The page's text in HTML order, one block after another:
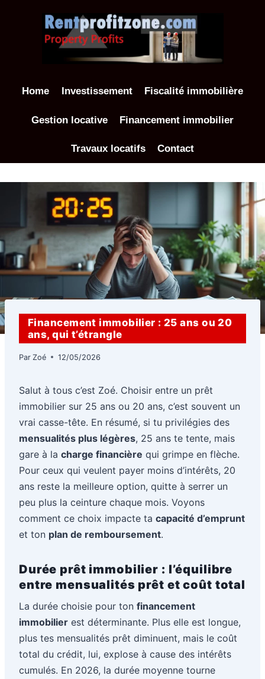
Home Investissement Fiscalité immobilière
Gestion locative Financement immobilier
Travaux locatifs Contact
Financement immobilier : 25 ans ou 20
ans, qui t’étrangle
Par Zoé 12/05/2026
Salut à tous c’est Zoé. Choisir entre un prêt
immobilier sur 25 ans ou 20 ans, c’est souvent un
vrai casse-tête. En résumé, si tu privilégies des
mensualités plus légères, 25 ans te tente, mais
gare à la charge financière qui grimpe en flèche.
Pour ceux qui veulent payer moins d’intérêts, 20
ans reste la meilleure option, quitte à serrer un
peu plus la ceinture chaque mois. Voyons
comment ce choix impacte ta capacité d’emprunt
et ton plan de remboursement.
Durée prêt immobilier : l’équilibre
entre mensualités prêt et coût total
La durée choisie pour ton financement
immobilier est déterminante. Plus elle est longue,
plus tes mensualités prêt diminuent, mais le coût
total du crédit, lui, explose à cause des intérêts
cumulés. En 2026, la durée moyenne tourne